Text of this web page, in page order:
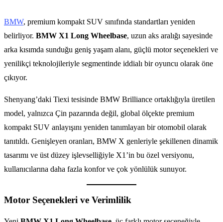
BMW, premium kompakt SUV sınıfında standartları yeniden
belirliyor. BMW X1 Long Wheelbase, uzun aks aralığı sayesinde
arka kısımda sunduğu geniş yaşam alanı, güçlü motor seçenekleri ve
yenilikçi teknolojileriyle segmentinde iddialı bir oyuncu olarak öne
çıkıyor.
Shenyang’daki Tiexi tesisinde BMW Brilliance ortaklığıyla üretilen
model, yalnızca Çin pazarında değil, global ölçekte premium
kompakt SUV anlayışını yeniden tanımlayan bir otomobil olarak
tanıtıldı. Genişleyen oranları, BMW X genleriyle şekillenen dinamik
tasarımı ve üst düzey işlevselliğiyle X1’in bu özel versiyonu,
kullanıcılarına daha fazla konfor ve çok yönlülük sunuyor.
Motor Seçenekleri ve Verimlilik